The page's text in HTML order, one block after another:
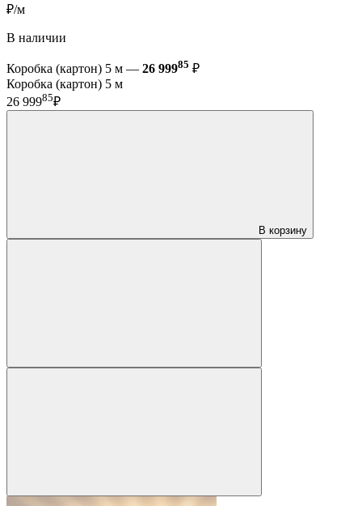
₽/м
В наличии
Коробка (картон) 5 м — 26 99985 ₽
Коробка (картон) 5 м
26 99985₽
В корзину